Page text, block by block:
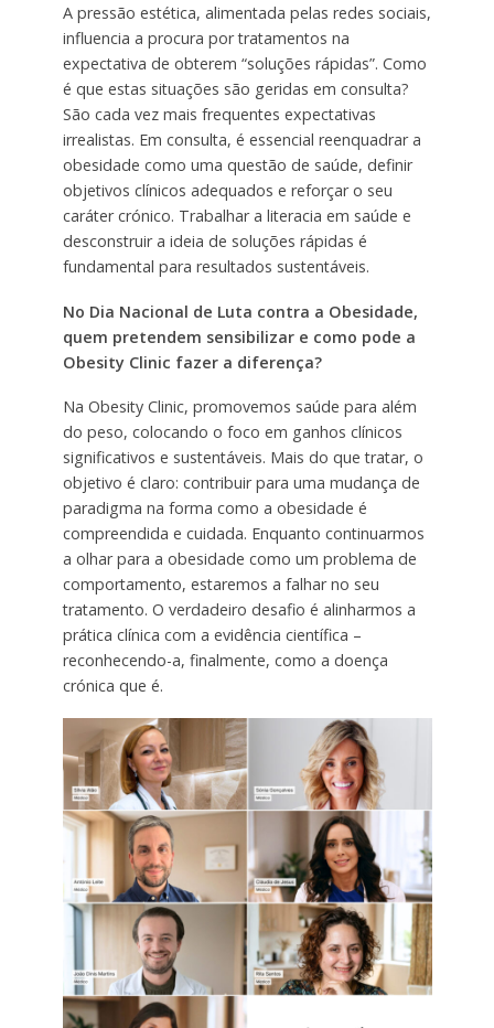
A pressão estética, alimentada pelas redes sociais,
influencia a procura por tratamentos na
expectativa de obterem “soluções rápidas”. Como
é que estas situações são geridas em consulta?
São cada vez mais frequentes expectativas
irrealistas. Em consulta, é essencial reenquadrar a
obesidade como uma questão de saúde, definir
objetivos clínicos adequados e reforçar o seu
caráter crónico. Trabalhar a literacia em saúde e
desconstruir a ideia de soluções rápidas é
fundamental para resultados sustentáveis.
No Dia Nacional de Luta contra a Obesidade,
quem pretendem sensibilizar e como pode a
Obesity Clinic fazer a diferença?
Na Obesity Clinic, promovemos saúde para além
do peso, colocando o foco em ganhos clínicos
significativos e sustentáveis. Mais do que tratar, o
objetivo é claro: contribuir para uma mudança de
paradigma na forma como a obesidade é
compreendida e cuidada. Enquanto continuarmos
a olhar para a obesidade como um problema de
comportamento, estaremos a falhar no seu
tratamento. O verdadeiro desafio é alinharmos a
prática clínica com a evidência científica –
reconhecendo-a, finalmente, como a doença
crónica que é.